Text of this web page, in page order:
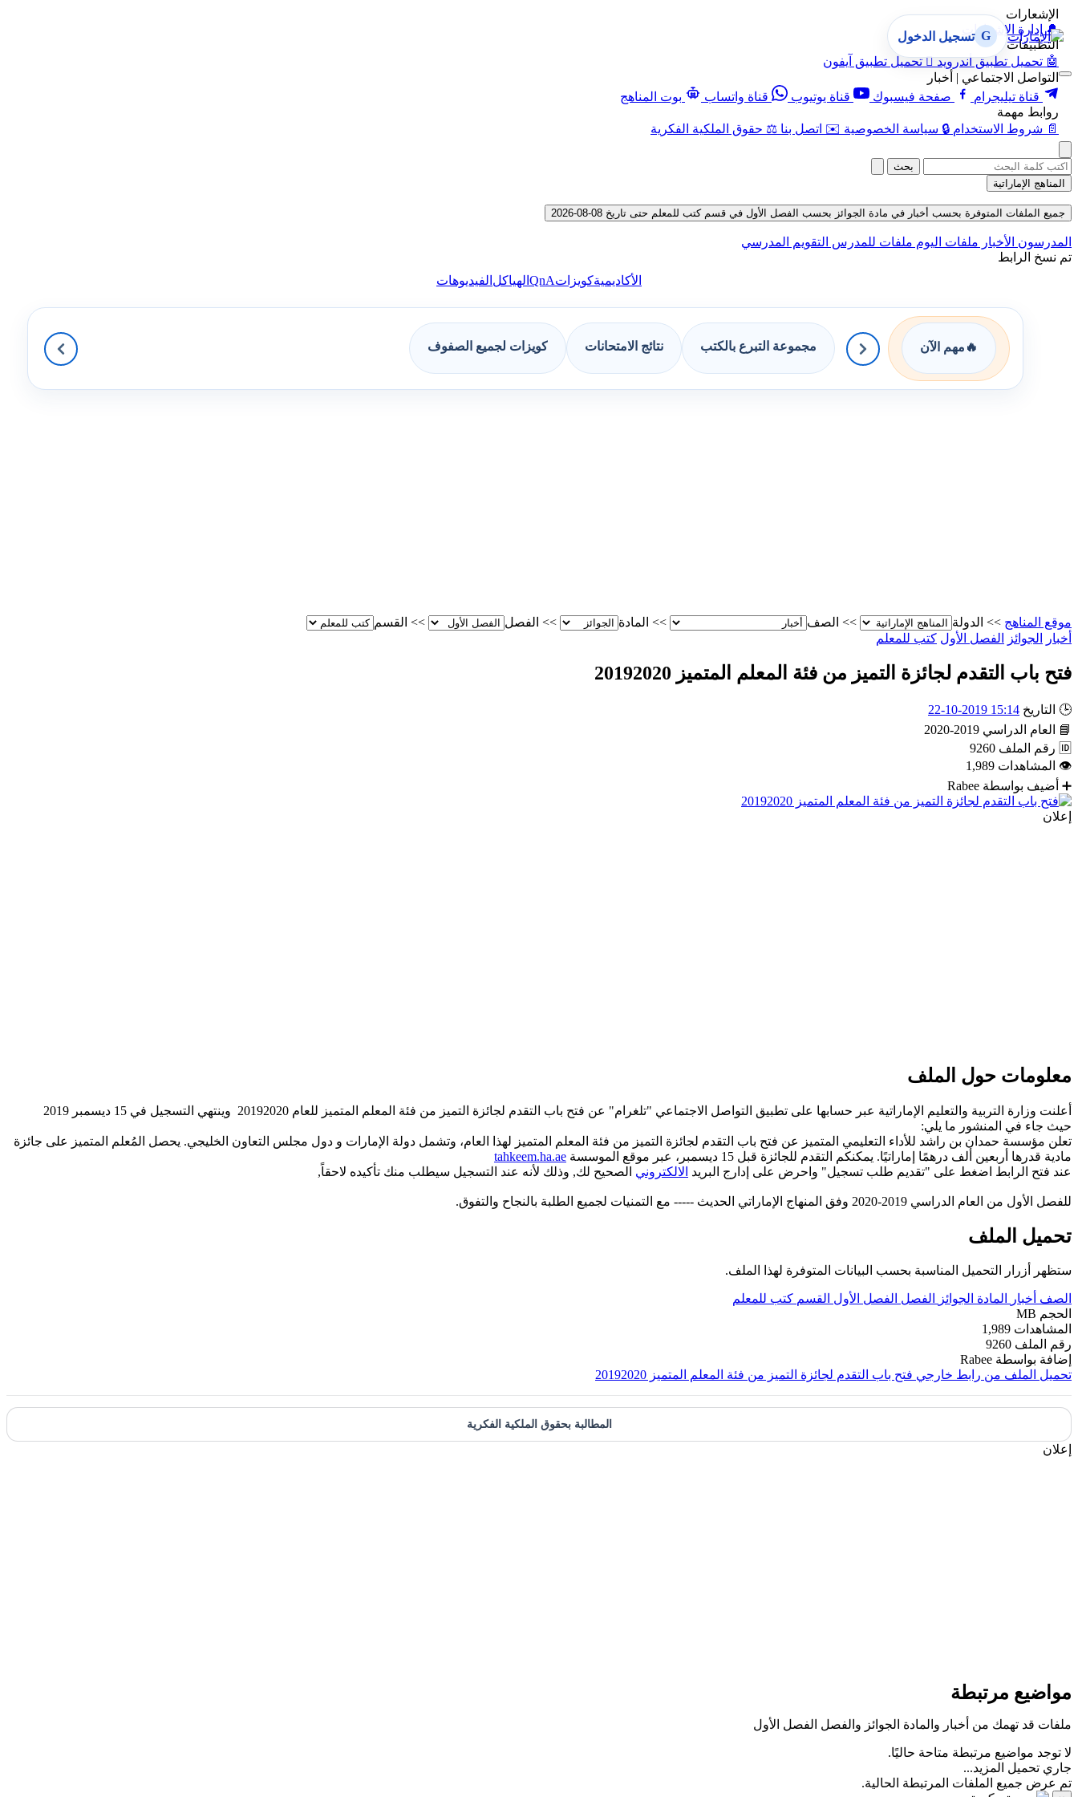
الإشعارات
🔔 إدارة الإشعارات
التطبيقات
🤖 تحميل تطبيق أندرويد  تحميل تطبيق آيفون
التواصل الاجتماعي | أخبار
قناة تيليجرام
صفحة فيسبوك قناة يوتيوب قناة واتساب
بوت المناهج
روابط مهمة
📄 شروط الاستخدام 🔒 سياسة الخصوصية ✉️ اتصل بنا ⚖️ حقوق الملكية الفكرية
G تسجيل الدخول
بحث
المناهج الإماراتية
جميع الملفات المتوفرة بحسب أخبار في مادة الجوائز بحسب الفصل الأول في قسم كتب للمعلم حتى تاريخ 08-08-2026
المدرسون الأخبار ملفات اليوم ملفات للمدرس التقويم المدرسي
تم نسخ الرابط
الأكاديميةكويزاتQnA الهياكل الفيديوهات
🔥 مهم الآن مجموعة التبرع بالكتب نتائج الامتحانات كويزات لجميع الصفوف
موقع المناهج >> الدولة >> الصف >> المادة >> الفصل >> القسم
أخبار
الجوائز الفصل الأول كتب للمعلم
فتح باب التقدم لجائزة التميز من فئة المعلم المتميز 20192020
🕒 التاريخ 15:14 2019-10-22
📘
العام الدراسي 2019-2020
🆔 رقم الملف 9260
👁 المشاهدات 1,989
➕ أضيف بواسطة Rabee
إعلان
معلومات حول الملف
أعلنت وزارة التربية والتعليم الإماراتية عبر حسابها على تطبيق التواصل الاجتماعي "تلغرام" عن فتح باب التقدم لجائزة التميز من فئة المعلم المتميز للعام 20192020 وينتهي التسجيل في 15 ديسمبر 2019
حيث جاء في المنشور ما يلي:
تعلن مؤسسة حمدان بن راشد للأداء التعليمي المتميز عن فتح باب التقدم لجائزة التميز من فئة المعلم المتميز لهذا العام، وتشمل دولة الإمارات و دول مجلس التعاون الخليجي. يحصل المُعلم المتميز على جائزة
مادية قدرها أربعين ألف درهمًا إماراتيًا. يمكنكم التقدم للجائزة قبل 15 ديسمبر، عبر موقع الموسسة
tahkeem.ha.ae
عند فتح الرابط اضغط على "تقديم طلب تسجيل" واحرض على إدارج البريد الالكتروني الصحيح لك, وذلك لأنه عند التسجيل سيطلب منك تأكيده لاحقاً,
للفصل الأول من العام الدراسي 2019-2020 وفق المنهاج الإماراتي الحديث ----- مع التمنيات لجميع الطلبة بالنجاح والتفوق.
تحميل الملف
ستظهر أزرار التحميل المناسبة بحسب البيانات المتوفرة لهذا الملف.
الصف أخبار المادة الجوائز الفصل الفصل الأول القسم كتب للمعلم
الحجم MB
المشاهدات 1,989
رقم الملف 9260
إضافة بواسطة Rabee
تحميل الملف من رابط خارجي فتح باب التقدم لجائزة التميز من فئة المعلم المتميز 20192020
المطالبة بحقوق الملكية الفكرية
إعلان
مواضيع مرتبطة
ملفات قد تهمك من أخبار والمادة الجوائز والفصل الفصل الأول
لا توجد مواضيع مرتبطة متاحة حاليًا.
جاري تحميل المزيد...
تم عرض جميع الملفات المرتبطة الحالية.